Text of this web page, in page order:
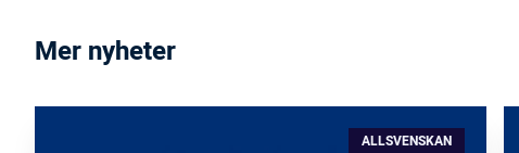
Mer nyheter
ALLSVENSKAN